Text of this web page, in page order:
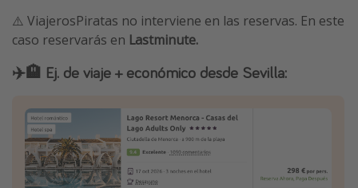
⚠️ ViajerosPiratas no interviene en las reservas. En este
caso reservarás en Lastminute.
✈️🏨 Ej. de viaje + económico desde Sevilla: